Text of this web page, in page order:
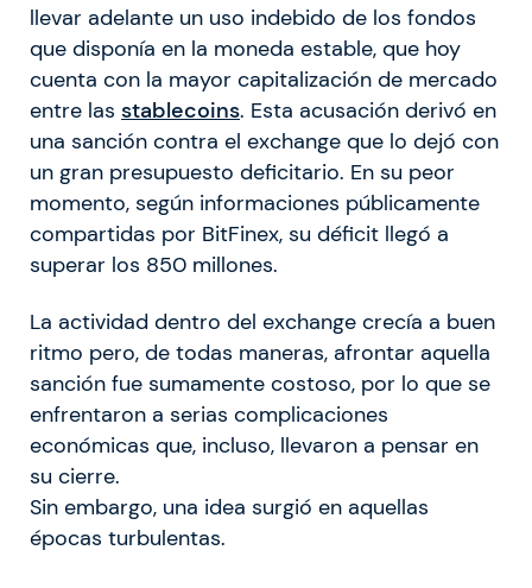
llevar adelante un uso indebido de los fondos
que disponía en la moneda estable, que hoy
cuenta con la mayor capitalización de mercado
entre las stablecoins. Esta acusación derivó en
una sanción contra el exchange que lo dejó con
un gran presupuesto deficitario. En su peor
momento, según informaciones públicamente
compartidas por BitFinex, su déficit llegó a
superar los 850 millones.
La actividad dentro del exchange crecía a buen
ritmo pero, de todas maneras, afrontar aquella
sanción fue sumamente costoso, por lo que se
enfrentaron a serias complicaciones
económicas que, incluso, llevaron a pensar en
su cierre.
Sin embargo, una idea surgió en aquellas
épocas turbulentas.